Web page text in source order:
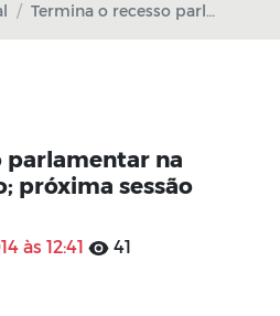
Termina o recesso parlamentar na Câmara de Sorriso; próxima sessão será na terça
parlamentar na
próxima sessão
às 12:41
41